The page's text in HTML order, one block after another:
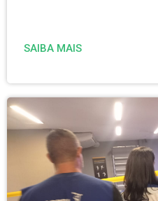
SAIBA MAIS